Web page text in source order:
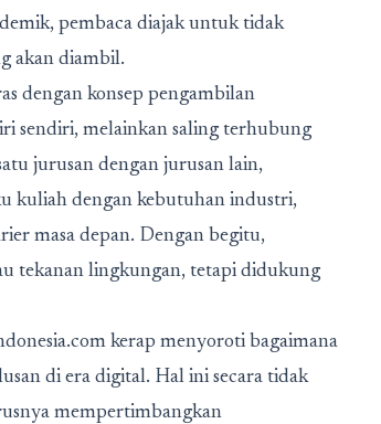
pembaca diajak untuk tidak
akan diambil.
dengan konsep pengambilan
sendiri, melainkan saling terhubung
jurusan dengan jurusan lain,
kuliah dengan kebutuhan industri,
masa depan. Dengan begitu,
tekanan lingkungan, tetapi didukung
kerap menyoroti bagaimana
di era digital. Hal ini secara tidak
mempertimbangkan